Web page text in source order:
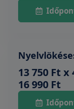
13 750 Ft x
16 990 Ft